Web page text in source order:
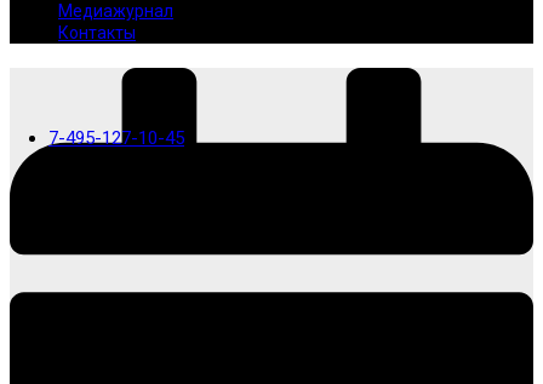
7-495-127-10-45
Медиажурнал
Контакты